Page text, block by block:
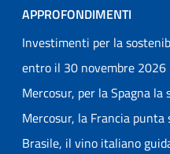
APPROFONDIMENTI
Investimenti per la
entro il 30 novembre 2026
Mercosur, per la Spagna la
Mercosur, la Francia
Brasile, il vino italiano